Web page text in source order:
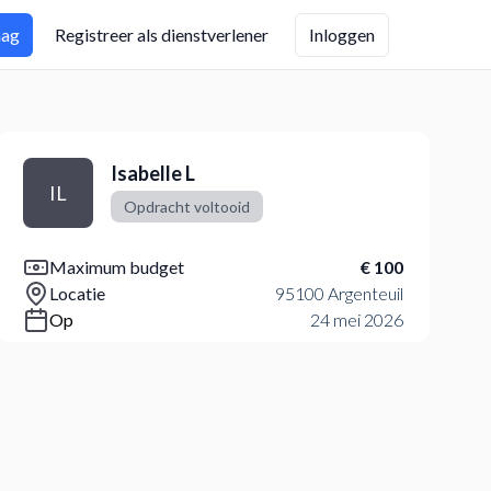
Registreer als dienstverlener Inloggen
IL
Isabelle L
Opdracht voltooid
Maximum budget
€ 100
Locatie
95100 Argenteuil
Op
24 mei 2026